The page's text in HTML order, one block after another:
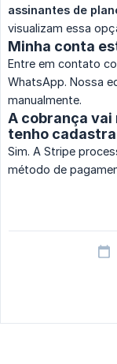
assinantes de
visualizam essa
Minha conta
Entre em contato
WhatsApp. Nossa
manualmente.
A cobrança
tenho
Sim. A Stripe
método de